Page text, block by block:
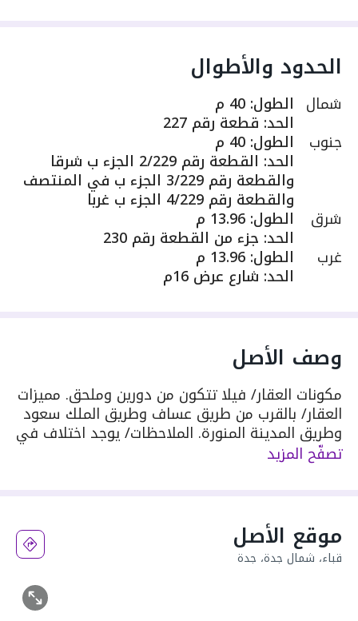
الحدود والأطوال
شمال الطول: 40 م
الحد: قطعة رقم 227
جنوب الطول: 40 م
الحد: القطعة رقم 2/229 الجزء ب شرقا
والقطعة رقم 3/229 الجزء ب في المنتصف
والقطعة رقم 4/229 الجزء ب غربا
شرق الطول: 13.96 م
الحد: جزء من القطعة رقم 230
غرب الطول: 13.96 م
الحد: شارع عرض 16م
وصف الأصل
مكونات العقار/ فيلا تتكون من دورين وملحق. مميزات
العقار/ بالقرب من طريق عساف وطريق الملك سعود
وطريق المدينة المنورة. الملاحظات/ يوجد اختلاف في
رقم القطعة ورقم المخطط بين الصك ومنصة بلدي
تصفّح المزيد
موقع الأصل
قباء، شمال جدة، جدة